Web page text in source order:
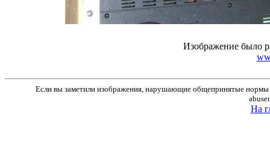
Изображение было
Если вы заметили изображения, нарушающие общепринятые нормы
На